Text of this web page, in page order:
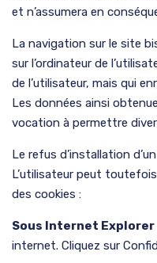
et n’assumera en
La navigation sur le site
sur l’ordinateur de
de l’utilisateur, mais qui
Les données ainsi
vocation à permettre
Le refus d’installation
L’utilisateur peut
des cookies :
Sous Internet Explorer
internet. Cliquez sur